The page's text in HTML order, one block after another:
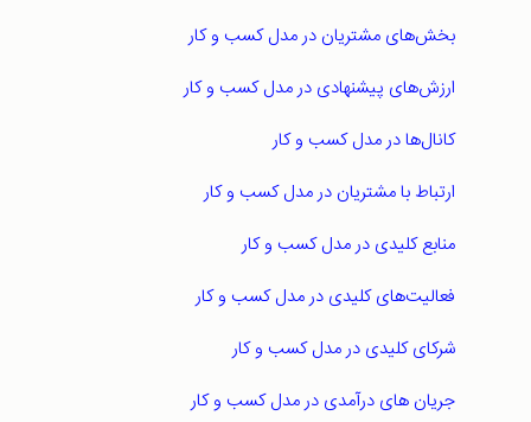
بخش‌های مشتریان در مدل کسب و کار
ارزش‌های پیشنهادی در مدل کسب و کار
کانال‌ها در مدل کسب و کار
ارتباط با مشتریان در مدل کسب و کار
منابع کلیدی در مدل کسب و کار
فعالیت‌های کلیدی در مدل کسب و کار
شرکای کلیدی در مدل کسب و کار
جریان های درآمدی در مدل کسب و کار